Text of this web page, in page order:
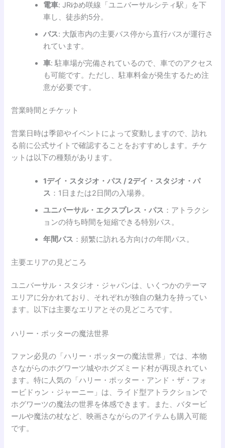
電車: JRゆめ咲線「ユニバーサルシティ駅」を下
車し、徒歩約5分。
バス: 大阪市内の主要バス停から直行バスが運行さ
れています。
車: 駐車場が完備されているので、車でのアクセス
も可能です。ただし、駐車料金が発生するため注
意が必要です。
営業時間とチケット
営業日時は季節やイベントによって変動しますので、訪れ
る前に公式サイトで確認することをおすすめします。チケ
ットは以下の種類があります。
1デイ・スタジオ・パス / 2デイ・スタジオ・パ
ス ：1日または2日間の入場券。
ユニバーサル・エクスプレス・パス ：アトラクシ
ョンの待ち時間を短縮できる特別パス。
年間パス ：頻繁に訪れる方向けの年間パス。
主要エリアの見どころ
ユニバーサル・スタジオ・ジャパンは、いくつかのテーマ
エリアに分かれており、それぞれが独自の魅力を持ってい
ます。以下は主要なエリアとその見どころです。
ハリー・ポッターの魔法世界
ファン必見の「ハリー・ポッターの魔法世界」では、本物
さながらのホグワーツ城やホグズミード村が再現されてい
ます。特に人気の「ハリー・ポッター・アンド・ザ・フォ
ービドゥン・ジャーニー」は、ライド型アトラクションで
ホグワーツの魔法の世界を体感できます。また、バタービ
ールや魔法の杖など、映画さながらのアイテムも購入可能
です。